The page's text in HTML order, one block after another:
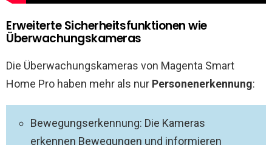
Erweiterte Sicherheitsfunktionen wie
Überwachungskameras
Die Überwachungskameras von Magenta Smart
Home Pro haben mehr als nur Personenerkennung:
Bewegungserkennung: Die Kameras
erkennen Bewegungen und informieren